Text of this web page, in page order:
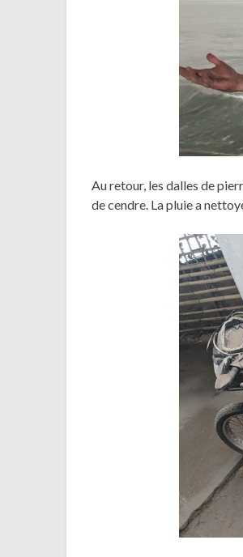
Au retour, les dalles de
de cendre. La pluie a